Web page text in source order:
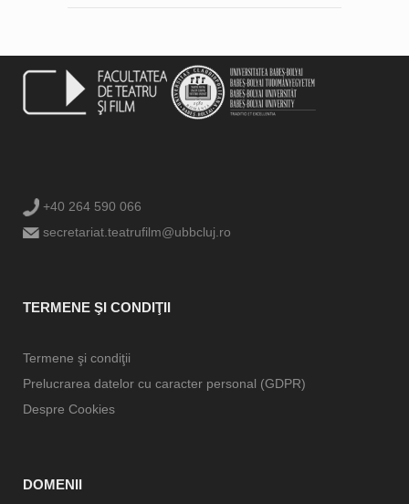
+40 264 590 066
secretariat.teatrufilm@ubbcluj.ro
TERMENE ŞI CONDIŢII
Termene şi condiţii
Prelucrarea datelor cu caracter personal (GDPR)
Despre Cookies
DOMENII